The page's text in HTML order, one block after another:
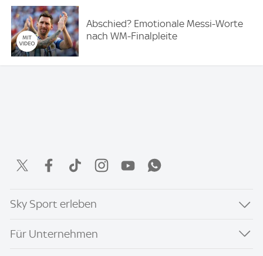
Abschied? Emotionale Messi-Worte
nach WM-Finalpleite
Sky Sport erleben
Für Unternehmen